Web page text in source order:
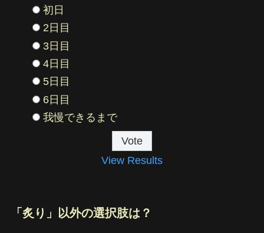
初日
2日目
3日目
4日目
5日目
6日目
我慢できるまで
View Results
「炙り」以外の選択肢は？